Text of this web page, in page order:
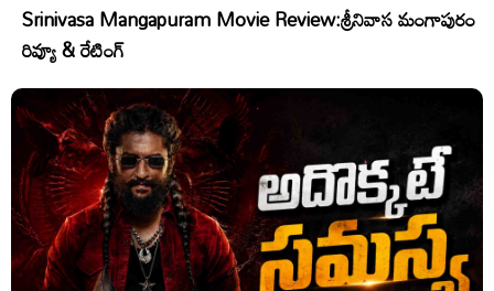
Srinivasa Mangapuram Movie Review:శ్రీనివాస మంగాపురం
రివ్యూ & రేటింగ్